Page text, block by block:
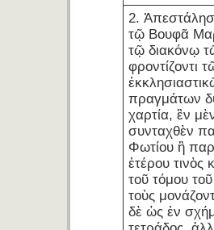
2.
τῷ Βουφᾶ
τῷ διακόνῳ
φροντίζοντι
πραγμάτων
χαρτία, ἓν
συνταχθὲν
Φωτίου ἢ
ἑτέρου τινὸς
τοῦ τόμου
τοὺς
δὲ ὡς ἐν